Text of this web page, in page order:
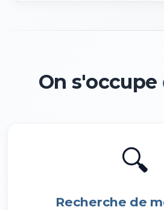
On s'occupe
🔍
Recherche de